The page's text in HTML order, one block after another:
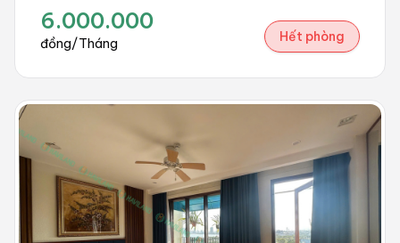
6.000.000
đồng/Tháng Hết phòng